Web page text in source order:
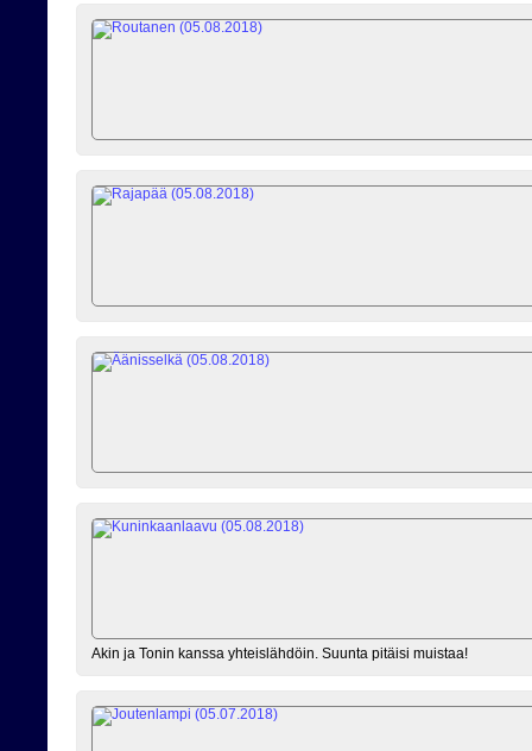
Akin ja Tonin kanssa yhteislähdöin. Suunta pitäisi muistaa!